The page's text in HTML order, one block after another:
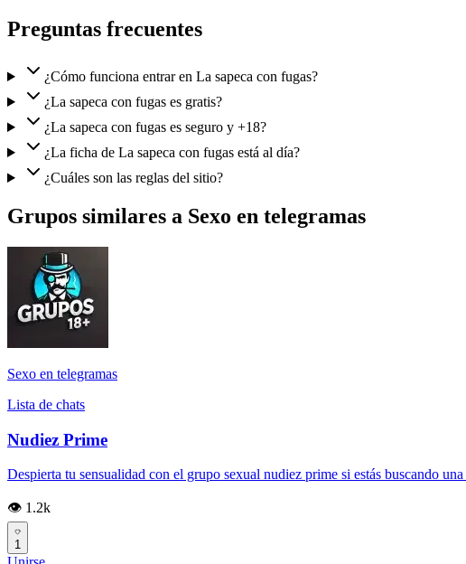
Preguntas frecuentes
¿Cómo funciona entrar en La sapeca con fugas?
¿La sapeca con fugas es gratis?
¿La sapeca con fugas es seguro y +18?
¿La ficha de La sapeca con fugas está al día?
¿Cuáles son las reglas del sitio?
Grupos similares a Sexo en telegramas
Sexo en telegramas
Lista de chats
Nudiez Prime
Despierta tu sensualidad con el grupo sexual nudiez prime si estás buscando
👁️ 1.2k
1